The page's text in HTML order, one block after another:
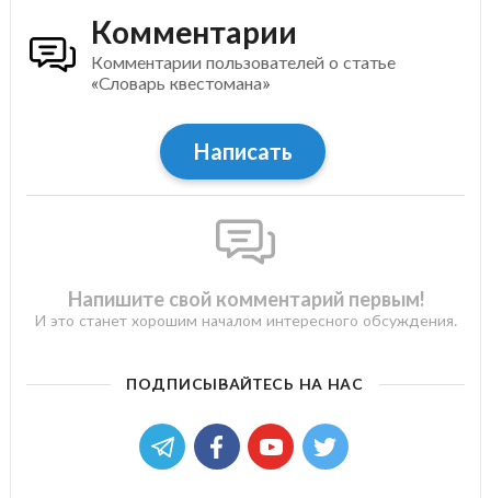
Комментарии
Комментарии пользователей о статье
«Словарь квестомана»
Написать
Напишите свой комментарий первым!
И это станет хорошим началом интересного обсуждения.
ПОДПИСЫВАЙТЕСЬ НА НАС